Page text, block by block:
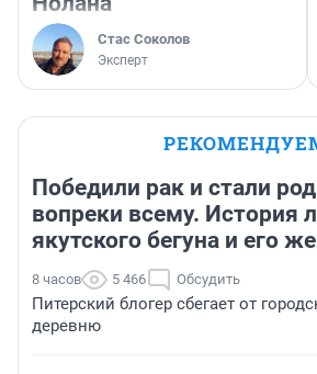
Стас Соколов
Эксперт
Победили рак и стали
вопреки всему. История
якутского бегуна и его
8 часов 5 466 Обсудить
Питерский блогер сбегает от
деревню